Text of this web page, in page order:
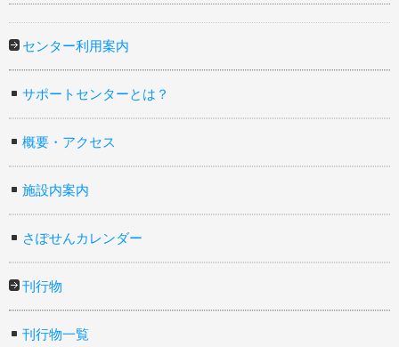
センター利用案内
サポートセンターとは？
概要・アクセス
施設内案内
さぽせんカレンダー
刊行物
刊行物一覧